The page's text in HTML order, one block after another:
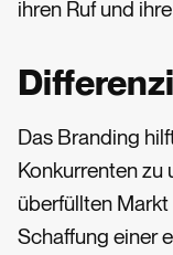
ihren Ruf und
Das Branding
Konkurrenten zu
überfüllten
Schaffung einer